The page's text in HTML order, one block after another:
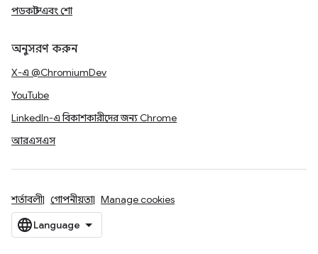
পডকাস্ট এবং শো
অনুসরণ করুন
X-এ @ChromiumDev
YouTube
LinkedIn-এ বিকাশকারীদের জন্য Chrome
আরএসএস
শর্তাবলী গোপনীয়তা Manage cookies